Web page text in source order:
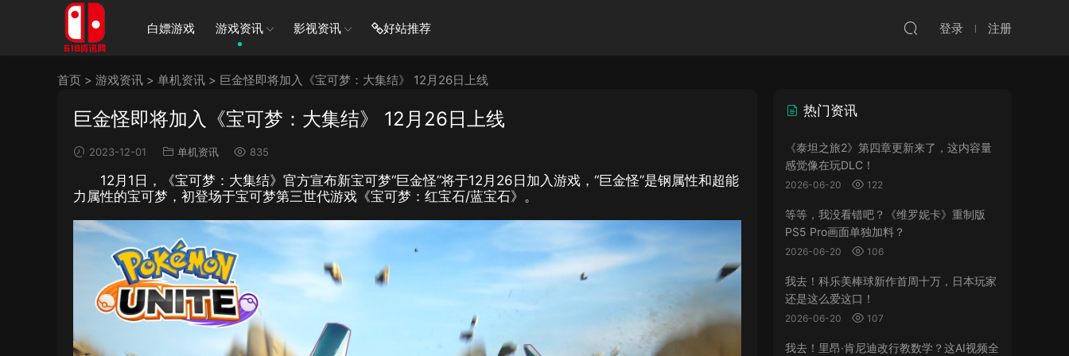
白嫖游戏 游戏资讯 影视资讯 好站推荐 登录 注册
首页 > 游戏资讯 > 单机资讯 > 巨金怪即将加入《宝可梦：大集结》 12月26日上线
巨金怪即将加入《宝可梦：大集结》 12月26日上线
2023-12-01 单机资讯 835
12月1日，《宝可梦：大集结》官方宣布新宝可梦“巨金怪”将于12月26日加入游戏，“巨金怪”是钢属性和超能
力属性的宝可梦，初登场于宝可梦第三世代游戏《宝可梦：红宝石/蓝宝石》。
热门资讯
《泰坦之旅2》第四章更新来了，这内容量
感觉像在玩DLC！
2026-06-20 122
等等，我没看错吧？《维罗妮卡》重制版
PS5 Pro画面单独加料？
2026-06-20 106
我去！科乐美棒球新作首周十万，日本玩家
还是这么爱这口！
2026-06-20 107
我去！里昂·肯尼迪改行教数学？这AI视频全